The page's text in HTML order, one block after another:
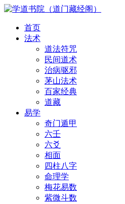
首页
法术
道法符咒
民间道术
治病驱邪
茅山法术
百家经典
道藏
易学
奇门遁甲
六壬
六爻
相面
四柱八字
命理学
梅花易数
紫微斗数